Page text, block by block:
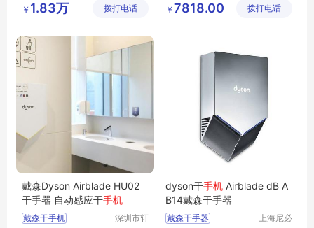
商用干手器
戴森二合一烘手机
有限公司
￥ 1.83万 拨打电话
购物中心干手器
有限公司
￥ 7818.00 拨打电话
戴森Dyson Airblade HU02
干手器 自动感应干手机
戴森干手机
深圳市轩
dyson干手机 Airblade dB A
B14戴森干手器
戴森干手器
上海尼必